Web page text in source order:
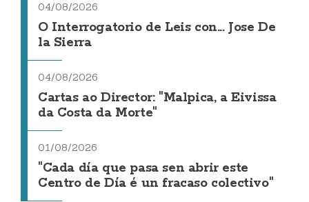
04/08/2026
O Interrogatorio de Leis con... Jose De
la Sierra
04/08/2026
Cartas ao Director: "Malpica, a Eivissa
da Costa da Morte"
01/08/2026
"Cada día que pasa sen abrir este
Centro de Día é un fracaso colectivo"